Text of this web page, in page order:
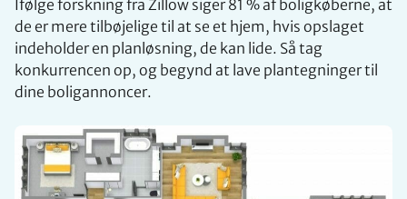
Ifølge forskning fra Zillow siger 81 % af boligkøberne, at
de er mere tilbøjelige til at se et hjem, hvis opslaget
indeholder en planløsning, de kan lide. Så tag
konkurrencen op, og begynd at lave plantegninger til
dine boligannoncer.